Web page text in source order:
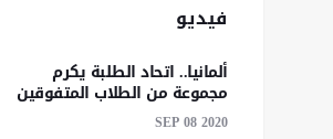
فيديو
ألمانيا.. اتحاد الطلبة يكرم
مجموعة من الطلاب المتفوقين
SEP 08 2020